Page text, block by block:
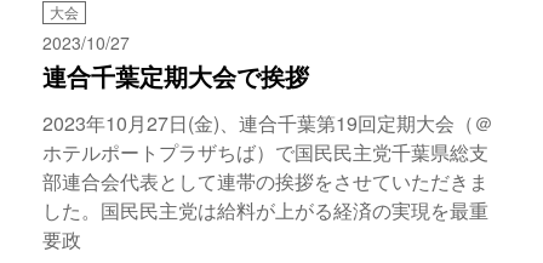
大会
2023/10/27
連合千葉定期大会で挨拶
2023年10月27日(金)、連合千葉第19回定期大会（＠
ホテルポートプラザちば）で国民民主党千葉県総支
部連合会代表として連帯の挨拶をさせていただきま
した。国民民主党は給料が上がる経済の実現を最重
要政